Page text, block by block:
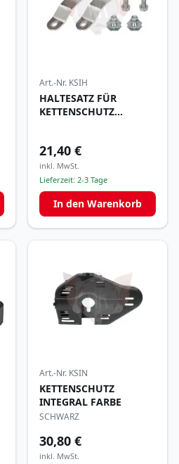
Art.-Nr. KSIH
HALTESATZ FÜR
KETTENSCHUTZ
21,40 €
inkl. MwSt.
Lieferzeit: 2-3 Tage
In den Warenkorb
Art.-Nr. KSIN
KETTENSCHUTZ
INTEGRAL FARBE
SCHWARZ
30,80 €
inkl. MwSt.